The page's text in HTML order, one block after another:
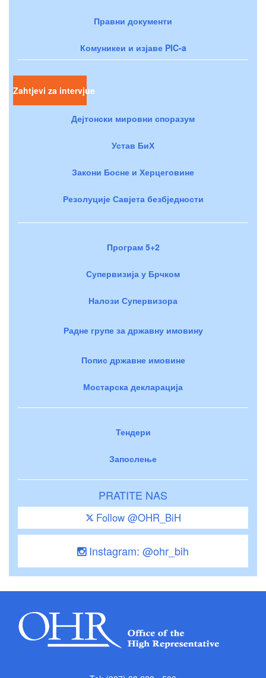
Правни документи
Комуникеи и изјаве PIC-a
Zahtjevi za intervjue
Дејтонски мировни споразум
Устав БиХ
Закони Босне и Херцеговине
Резолуције Савјета безбједности
Програм 5+2
Супервизија у Брчком
Налози Супервизора
Радне групе за државну имовину
Попис државне имовине
Мостарска декларација
Тендери
Запослење
PRATITE NAS
Follow @OHR_BiH
Instagram: @ohr_bih